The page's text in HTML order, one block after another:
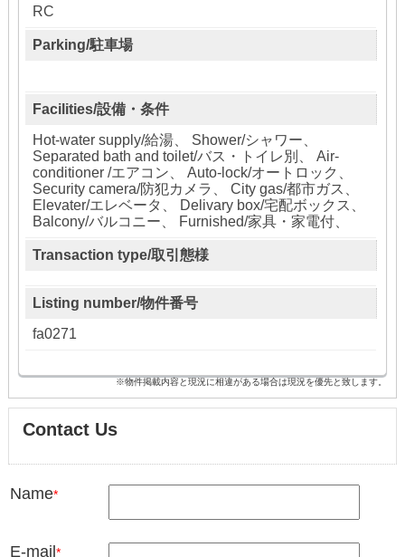
RC
Parking/駐車場
Facilities/設備・条件
Hot-water supply/給湯、 Shower/シャワー、
Separated bath and toilet/バス・トイレ別、 Air-
conditioner /エアコン、 Auto-lock/オートロック、
Security camera/防犯カメラ、 City gas/都市ガス、
Elevater/エレベータ、 Delivary box/宅配ボックス、
Balcony/バルコニー、 Furnished/家具・家電付、
Transaction type/取引態様
Listing number/物件番号
fa0271
※物件掲載内容と現況に相違がある場合は現況を優先と致します。
Contact Us
Name*
E-mail*